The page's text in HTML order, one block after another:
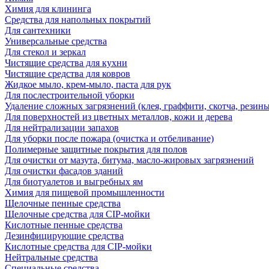
Химия для клининга
Средства для напольных покрытий
Для сантехники
Универсальные средства
Для стекол и зеркал
Чистящие средства для кухни
Чистящие средства для ковров
Жидкое мыло, крем-мыло, паста для рук
Для послестроительной уборки
Удаление сложных загрязнений (клея, граффити, скотча,
Для поверхностей из цветных металлов, кожи и дерева
Для нейтрализации запахов
Для уборки после пожара (очистка и отбеливание)
Полимерные защитные покрытия для полов
Для очистки от мазута, битума, масло-жировых загрязнений
Для очистки фасадов зданий
Для биотуалетов и выгребных ям
Химия для пищевой промышленности
Щелочные пенные средства
Щелочные средства для CIP-мойки
Кислотные пенные средства
Дезинфицирующие средства
Кислотные средства для CIP-мойки
Нейтральные средства